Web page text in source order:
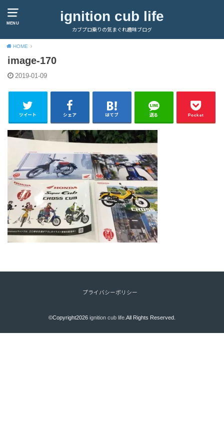
MENU ignition cub life
カブプロ乗りの気まぐれ趣味ブログ
HOME
image-170
2019-01-09
ツイート シェア はてブ 送る Pocket
プライバシーポリシー
©Copyright2026 ignition cub life.All Rights Reserved.